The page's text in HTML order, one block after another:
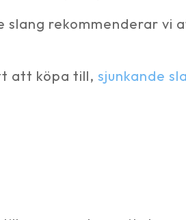
rekommenderar vi
att köpa till, sjunkande